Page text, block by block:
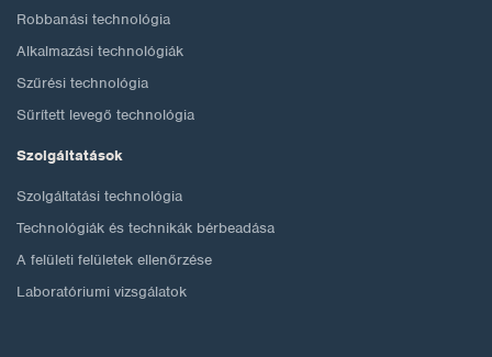
Robbanási technológia
Alkalmazási technológiák
Szűrési technológia
Sűrített levegő technológia
Szolgáltatások
Szolgáltatási technológia
Technológiák és technikák bérbeadása
A felületi felületek ellenőrzése
Laboratóriumi vizsgálatok